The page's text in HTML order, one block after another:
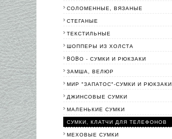
СОЛОМЕННЫЕ, ВЯЗАНЫЕ
СТЕГАНЫЕ
ТЕКСТИЛЬНЫЕ
ШОППЕРЫ ИЗ ХОЛСТА
BOBО - СУМКИ И РЮКЗАКИ
ЗАМША, ВЕЛЮР
МИР "ЗАПАТОС"-СУМКИ И РЮКЗАКИ
ДЖИНСОВЫЕ СУМКИ
МАЛЕНЬКИЕ СУМКИ
СУМКИ, КЛАТЧИ ДЛЯ ТЕЛЕФОНОВ
МЕХОВЫЕ СУМКИ